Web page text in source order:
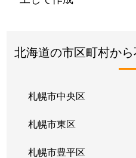
北海道の市区町村か
札幌市中央区
札幌市東区
札幌市豊平区